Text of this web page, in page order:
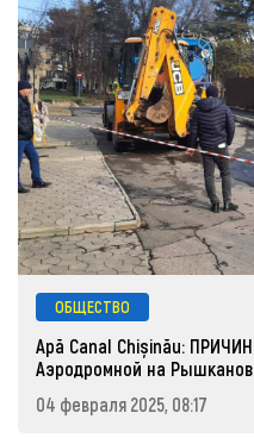
ОБЩЕСТВО
Apă Canal Chișinău:
Аэродромной на
04 февраля 2025, 08:17